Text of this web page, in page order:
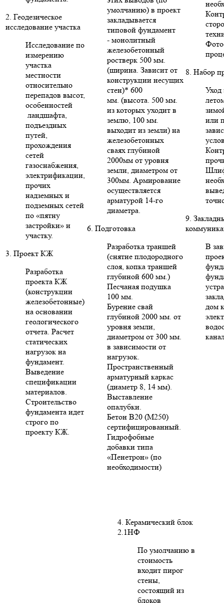
2. Геодезическое
исследование участка
Исследование по
измерению
участка
местности
относительно
перепадов высот,
особенностей
ландшафта,
подъездных
путей,
прохождения
сетей
газоснабжения,
электрификации,
прочих
надземных и
подземных сетей
по «пятну
застройки» и
участку.
3. Проект КЖ
Разработка
проекта КЖ
(конструкции
железобетонные)
на основании
геологического
отчета. Расчет
статических
нагрузок на
фундамент.
Выведение
спецификации
материалов.
Строительство
фундамента идет
строго по
проекту КЖ.
умолчанию) в проект
закладывается
типовой фундамент
- монолитный
железобетонный
ростверк 500 мм.
(ширина. Зависит от
конструкции несущих
стен)* 600
мм. (высота. 500 мм.
из которых уходит в
землю, 100 мм.
выходит из земли) на
железобетонных
сваях глубиной
2000мм от уровня
земли, диаметром от
300мм. Армирование
осуществляется
арматурой 14-го
диаметра.
6. Подготовка
Разработка траншей
(снятие плодородного
слоя, копка траншей
глубиной 600 мм.)
Песчаная подушка
100 мм.
Бурение свай
глубиной 2000 мм. от
уровня земли,
диаметром от 300 мм.
в зависимости от
нагрузок.
Пространственный
арматурный каркас
(диаметр 8, 14 мм).
Выставление
опалубки.
Бетон В20 (М250)
сертифицированный.
Гидрофобные
добавки типа
«Пенетрон» (по
необходимости)
8. Набор
Уход
или
9.
В
дом
4. Керамический блок
2.1НФ
По умолчанию в
стоимость
входит пирог
стены,
состоящий из
блоков